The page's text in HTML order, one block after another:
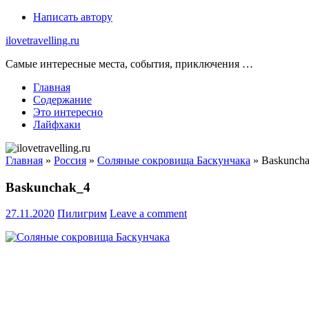
Skip
content
Написать автору
ilovetravelling.ru
Самые интересные места, события, приключения …
Главная
Содержание
Это интересно
Лайфхаки
Главная » Россия » Соляные сокровища Баскунчака »
Baskunchak_4
27.11.2020 Пилигрим Leave a comment